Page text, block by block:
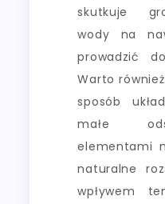
skutkuje
wody na
prowadzić
Warto
sposób
małe
elementami
naturalne
wpływem